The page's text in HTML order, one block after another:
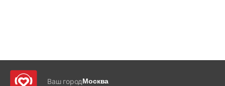
Ваш городМосква